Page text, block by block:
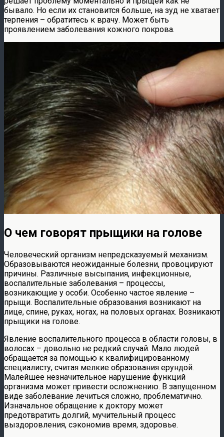
бывало. Но если их становится больше, на зуд не хватает
терпения – обратитесь к врачу. Может быть
проявлением заболевания кожного покрова.
О чем говорят прыщики на голове
Человеческий организм непредсказуемый механизм.
Образовываются неожиданные болезни, провоцируют
причины. Различные высыпания, инфекционные,
воспалительные заболевания – процессы,
возникающие у особи. Особенно частое явление –
прыщи. Воспалительные образования возникают на
лице, спине, руках, ногах, на половых органах. Возникают
прыщики на голове.
Явление воспалительного процесса в области головы, в
волосах – довольно не редкий случай. Мало людей
обращается за помощью к квалифицированному
специалисту, считая мелкие образования ерундой.
Малейшее незначительное нарушение функций
организма может привести осложнению. В запущенном
виде заболевание лечиться сложно, проблематично.
Изначальное обращение к доктору может
предотвратить долгий, мучительный процесс
выздоровления, сэкономив время, здоровье.